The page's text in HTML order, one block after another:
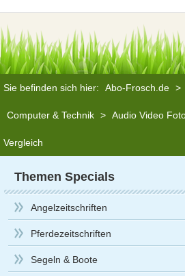
Sie befinden sich hier: Abo-Frosch.de >
Computer & Technik > Audio Video
Vergleich
Themen Specials
Angelzeitschriften
Pferdezeitschriften
Segeln & Boote